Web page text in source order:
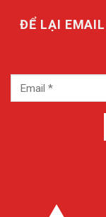
ĐỂ LẠI